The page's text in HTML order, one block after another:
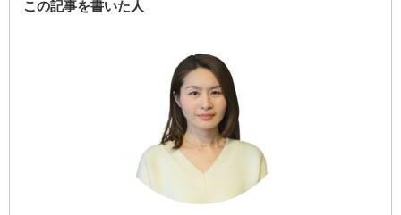
この記事を書いた人